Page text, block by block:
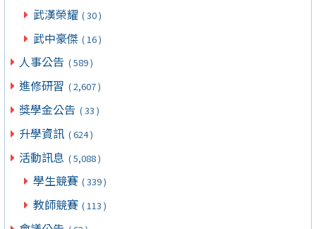
武漢榮耀 ( 30 )
武中豪傑 ( 16 )
人事公告 ( 589 )
進修研習 ( 2,607 )
獎學金公告 ( 33 )
升學資訊 ( 624 )
活動訊息 ( 5,088 )
學生競賽 ( 339 )
教師競賽 ( 113 )